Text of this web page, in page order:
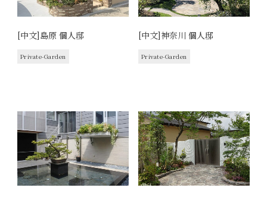
[中文]島原 個人邸
Private-Garden
[中文]神奈川 個人邸
Private-Garden